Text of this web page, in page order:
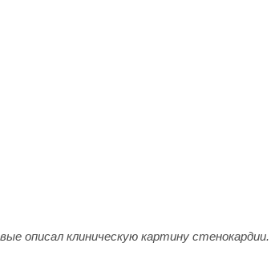
описал клиническую картину стенокардии.